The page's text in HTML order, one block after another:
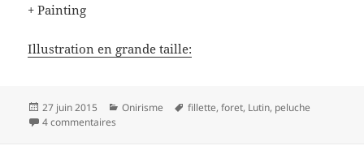
+ Painting
Illustration en grande taille:
Publié
le
27 juin 2015 Catégories
Onirisme
Mots-
fillette,foret, Lutin, peluche
4 commentaires